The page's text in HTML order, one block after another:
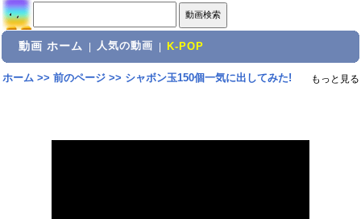
動画 ホーム 人気の動画 K-POP
ホーム>> 前のページ>> シャボン玉150個一気に出してみた! もっと見る